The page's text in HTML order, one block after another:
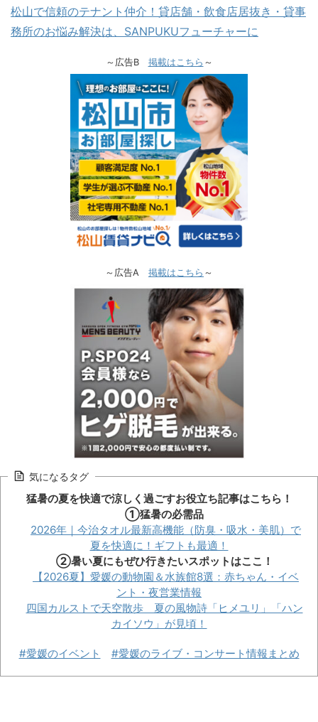
松山で信頼のテナント仲介！貸店舗・飲食店居抜き・貸事
務所のお悩み解決は、SANPUKUフューチャーに
～広告B 掲載はこちら ～
～広告A 掲載はこちら ～
気になるタグ
猛暑の夏を快適で涼しく過ごすお役立ち記事はこちら！
①猛暑の必需品
2026年｜今治タオル最新高機能（防臭・吸水・美肌）で
夏を快適に！ギフトも最適！
②暑い夏にもぜひ行きたいスポットはここ！
【2026夏】愛媛の動物園＆水族館8選：赤ちゃん・イベ
ント・夜営業情報
四国カルストで天空散歩 夏の風物詩「ヒメユリ」「ハン
カイソウ」が見頃！
#愛媛のイベント #愛媛のライブ・コンサート情報まとめ